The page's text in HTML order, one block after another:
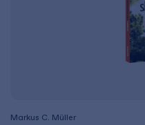
Markus C. Müller